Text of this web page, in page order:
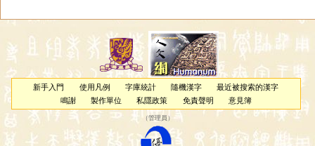
新手入門 使用凡例 字庫統計 隨機漢字
最近被搜索的漢字
鳴謝
製作單位 私隱政策 免責聲明 意見簿
（管理員 ）